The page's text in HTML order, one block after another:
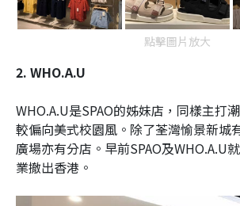
點擊圖片放大
2. WHO.A.U
WHO.A.U是SPAO的姊妹店，同樣主打
較偏向美式校園風。除了荃灣愉景新城
廣場亦有分店。早前SPAO及WHO.A.U
業撤出香港。